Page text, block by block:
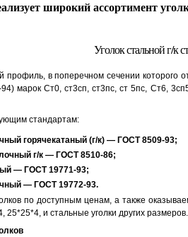
широкий ассортимент
Уголок стальной г/к
в поперечном сечении которого
марок Ст0, ст3сп, ст3пс, ст 5пс, Ст6,
стандартам:
горячекатаный (г/к) — ГОСТ 8509-93;
г/к — ГОСТ 8510-86;
— ГОСТ 19771-93;
— ГОСТ 19772-93.
по доступным ценам, а также
и стальные уголки других размеров.